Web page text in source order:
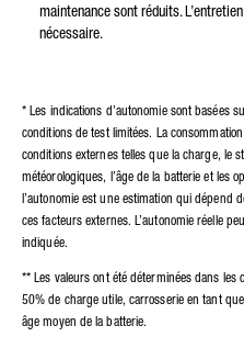
maintenance sont réduits.
nécessaire.
* Les indications d’autonomie sont basées
conditions de test limitées. La
conditions externes telles que la charge, le
météorologiques, l’âge de la batterie et les
l’autonomie est une estimation qui dépend
ces facteurs externes. L’autonomie réelle
indiquée.
** Les valeurs ont été déterminées dans
50% de charge utile, carrosserie en tant
âge moyen de la batterie.